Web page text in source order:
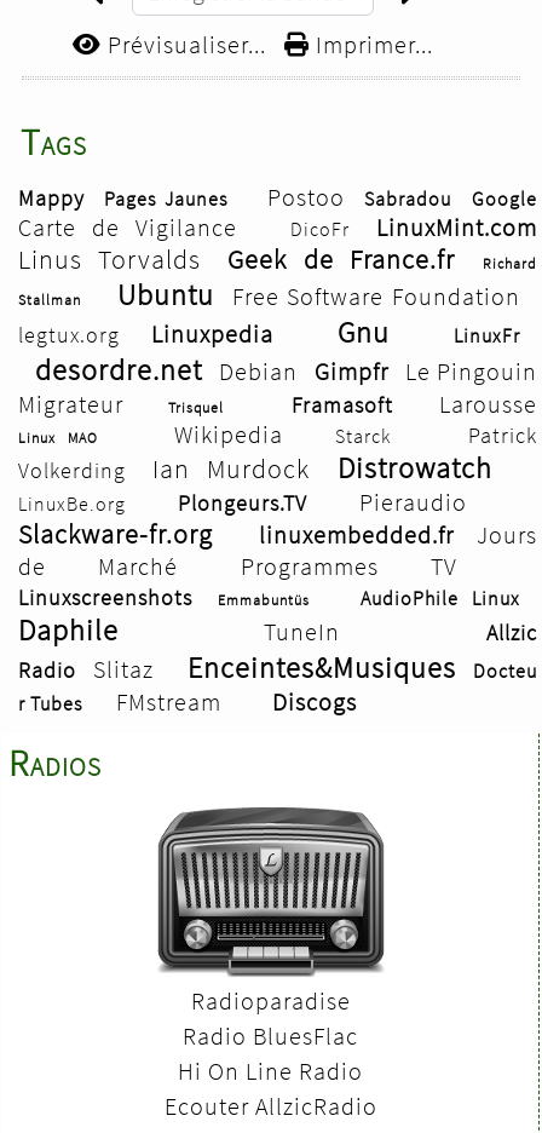
Radios
Radioparadise
Radio BluesFlac
Hi On Line Radio
Ecouter AllzicRadio
Prévisualiser... Imprimer...
Tags
Mappy Pages Jaunes Postoo Sabradou Google
Carte de Vigilance DicoFr LinuxMint.com
Linus Torvalds Geek de France.fr
Richard
Stallman
Ubuntu Free Software Foundation
legtux.org Linuxpedia Gnu LinuxFr
desordre.net Debian Gimpfr
Le Pingouin
Migrateur
Trisquel Framasoft Larousse
Linux MAO Wikipedia Starck
Patrick
Volkerding
Ian Murdock Distrowatch
LinuxBe.org Plongeurs.TV Pieraudio
Slackware-fr.org linuxembedded.fr
Jours
de Marché
Programmes TV
Linuxscreenshots Emmabuntüs AudioPhile Linux
Daphile TuneIn
Allzic
Radio
Slitaz Enceintes&Musiques
Docteu
r Tubes
FMstream Discogs